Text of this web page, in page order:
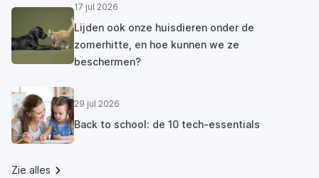
17 jul 2026
Lijden ook onze huisdieren onder de
zomerhitte, en hoe kunnen we ze
beschermen?
29 jul 2026
Back to school: de 10 tech-essentials
Zie alles